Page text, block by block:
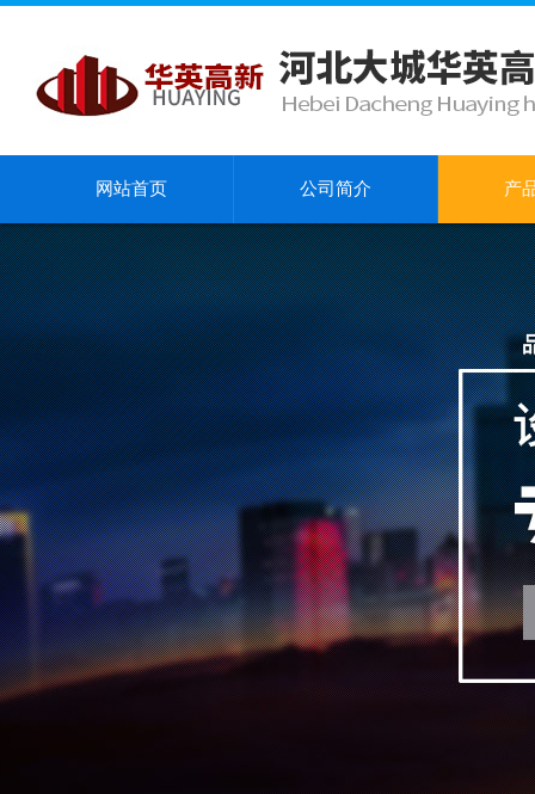
网站首页 公司简介 产